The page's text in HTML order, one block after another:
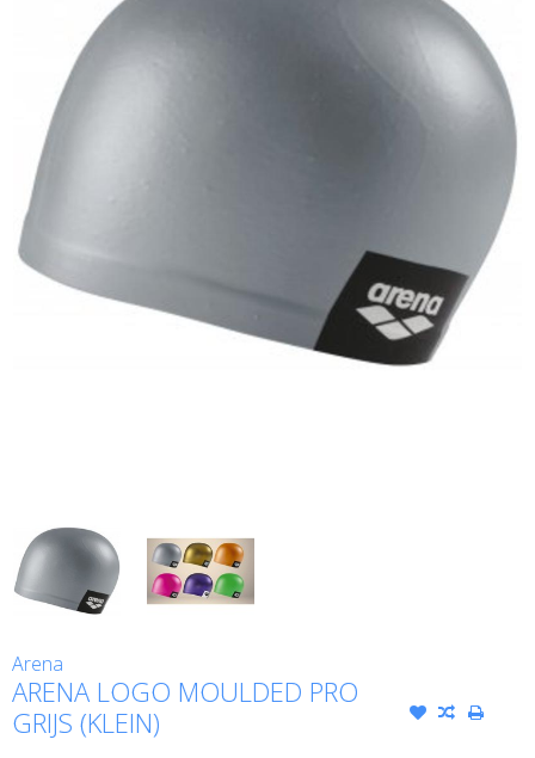
Arena
ARENA LOGO MOULDED PRO
GRIJS (KLEIN)